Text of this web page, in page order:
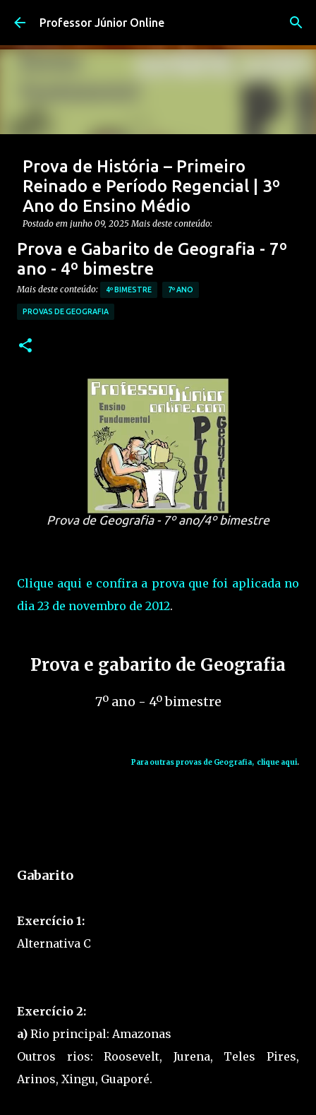
Pular para o conteúdo principal
Professor Júnior Online
Postagem em destaque
Prova de História – Primeiro
Reinado e Período Regencial | 3º
Ano do Ensino Médio
Postado em junho 09, 2025Mais deste conteúdo:
CONTEÚDO: PRIMEIRO REINADO
PROVAS DE HISTÓRIA MÉDIO
0
Prova e Gabarito de Geografia - 7º
ano - 4º bimestre
Mais deste conteúdo: 4º BIMESTRE 7º ANO
PROVAS DE GEOGRAFIA
Prova de Geografia - 7º ano/4º bimestre
Clique aqui e confira a prova que foi aplicada no
dia 23 de novembro de 2012.
Prova e gabarito de Geografia
7º ano - 4º bimestre
Para outras provas de Geografia, clique aqui.
Gabarito
Exercício 1:
Alternativa C
Exercício 2:
a) Rio principal: Amazonas
Outros rios: Roosevelt, Jurena, Teles Pires,
Arinos, Xingu, Guaporé.